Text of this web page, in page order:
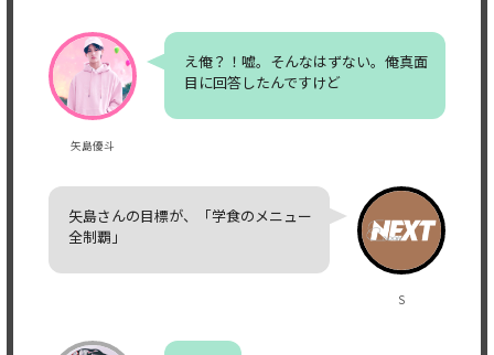
矢島優斗
え俺？！嘘。そんなはずない。俺真面
目に回答したんですけど
S
矢島さんの目標が、「学食のメニュー
全制覇」